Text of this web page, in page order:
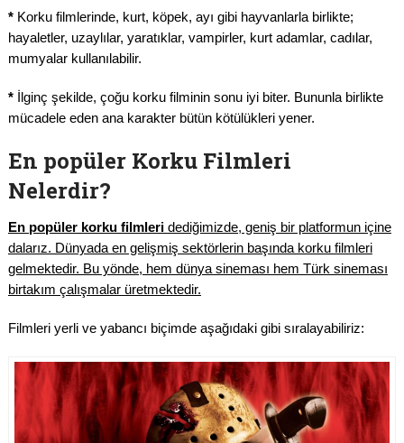
*Korku filmlerinde, kurt, köpek, ayı gibi hayvanlarla birlikte;
hayaletler, uzaylılar, yaratıklar, vampirler, kurt adamlar, cadılar,
mumyalar kullanılabilir.
*İlginç şekilde, çoğu korku filminin sonu iyi biter. Bununla birlikte
mücadele eden ana karakter bütün kötülükleri yener.
En popüler Korku Filmleri
Nelerdir?
En popüler korku filmleri dediğimizde, geniş bir platformun içine
dalarız. Dünyada en gelişmiş sektörlerin başında korku filmleri
gelmektedir. Bu yönde, hem dünya sineması hem Türk sineması
birtakım çalışmalar üretmektedir.
Filmleri yerli ve yabancı biçimde aşağıdaki gibi sıralayabiliriz: